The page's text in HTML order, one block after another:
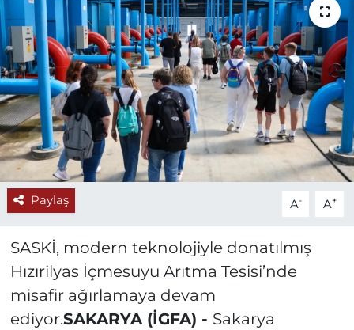
Paylaş A- A+
SASKİ, modern teknolojiyle donatılmış
Hızırilyas İçmesuyu Arıtma Tesisi’nde
misafir ağırlamaya devam
ediyor.SAKARYA (İGFA) - Sakarya